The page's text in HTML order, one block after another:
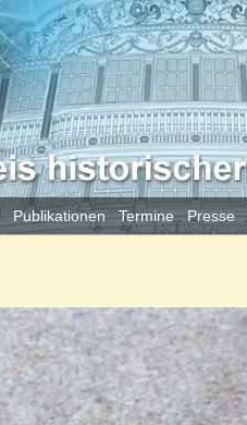
Publikationen Termine Presse